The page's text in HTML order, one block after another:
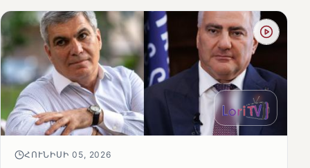
ՀՈՒՆԻՍԻ 05, 2026